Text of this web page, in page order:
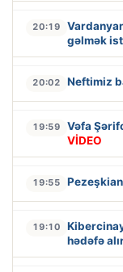
20:19
gəlmək
20:02 Neftimiz
19:59 Vəfa
VİDEO
19:55
19:10
hədəfə